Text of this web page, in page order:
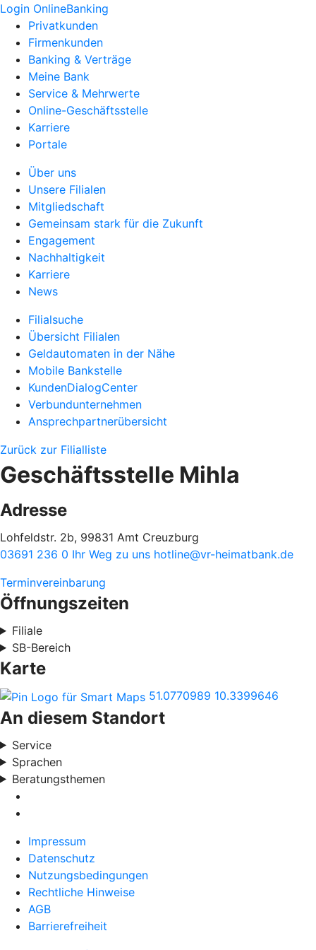
Login OnlineBanking
Privatkunden
Firmenkunden
Banking & Verträge
Meine Bank
Service & Mehrwerte
Online-Geschäftsstelle
Karriere
Portale
Über uns
Unsere Filialen
Mitgliedschaft
Gemeinsam stark für die Zukunft
Engagement
Nachhaltigkeit
Karriere
News
Filialsuche
Übersicht Filialen
Geldautomaten in der Nähe
Mobile Bankstelle
KundenDialogCenter
Verbundunternehmen
Ansprechpartnerübersicht
Zurück zur Filialliste
Geschäftsstelle Mihla
Adresse
Lohfeldstr. 2b, 99831 Amt Creuzburg
03691 236 0 Ihr Weg zu uns hotline@vr-heimatbank.de
Terminvereinbarung
Öffnungszeiten
Filiale
SB-Bereich
Karte
51.0770989 10.3399646
An diesem Standort
Service
Sprachen
Beratungsthemen
Impressum
Datenschutz
Nutzungsbedingungen
Rechtliche Hinweise
AGB
Barrierefreiheit